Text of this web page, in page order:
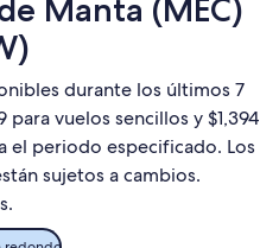
Manta (MEC)
durante los últimos 7
para vuelos sencillos y $1,394
el periodo especificado. Los
sujetos a cambios.